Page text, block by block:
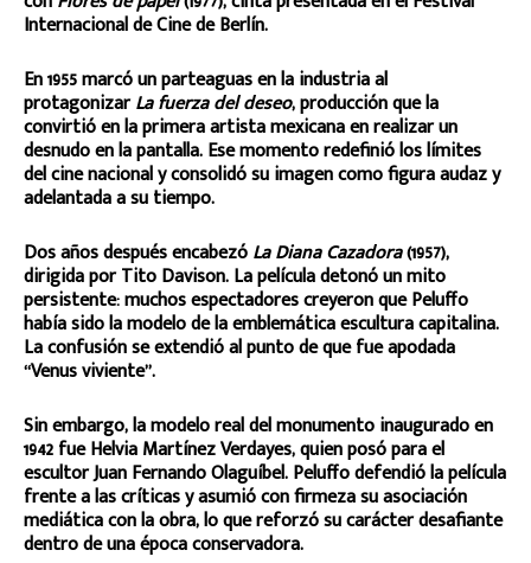
Internacional de Cine de Berlín.
En 1955 marcó un parteaguas en la industria al
protagonizarLa fuerza del deseo, producción que la
convirtió en la primera artista mexicana en realizar un
desnudo en la pantalla. Ese momento redefinió los límites
del cine nacional y consolidó su imagen como figura audaz y
adelantada a su tiempo.
Dos años después encabezóLa Diana Cazadora(1957),
dirigida por Tito Davison. La película detonó un mito
persistente: muchos espectadores creyeron que Peluffo
había sido la modelo de la emblemática escultura capitalina.
La confusión se extendió al punto de que fue apodada
“Venus viviente”.
Sin embargo, la modelo real del monumento inaugurado en
1942 fue Helvia Martínez Verdayes, quien posó para el
escultor Juan Fernando Olaguíbel. Peluffo defendió la película
frente a las críticas y asumió con firmeza su asociación
mediática con la obra, lo que reforzó su carácter desafiante
dentro de una época conservadora.